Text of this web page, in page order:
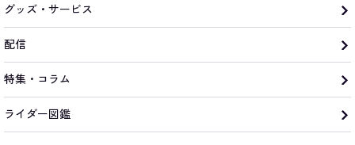
グッズ・サービス
配信
特集・コラム
ライダー図鑑